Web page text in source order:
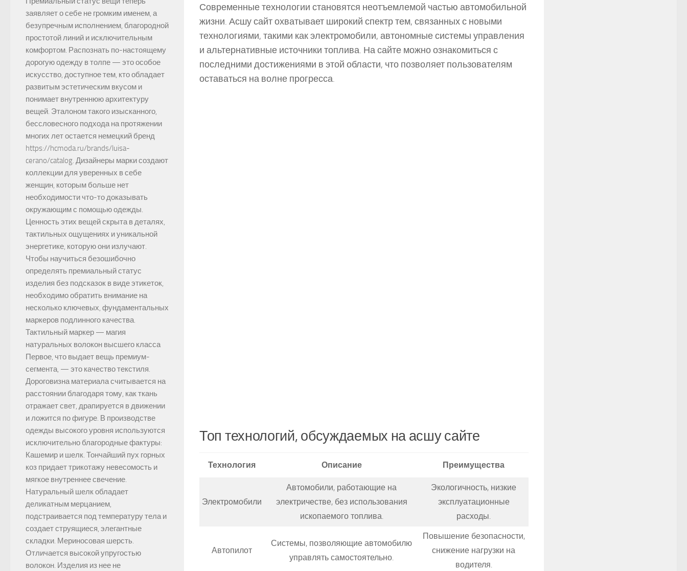
Современные технологии становятся неотъемлемой частью автомобильной
жизни. Асшу сайт охватывает широкий спектр тем, связанных с новыми
технологиями, такими как электромобили, автономные системы управления
и альтернативные источники топлива. На сайте можно ознакомиться с
последними достижениями в этой области, что позволяет пользователям
оставаться на волне прогресса.
Топ технологий, обсуждаемых на асшу сайте
Технология Описание Преимущества
Электромобили
Автомобили, работающие на
электричестве, без использования
ископаемого топлива.
Экологичность, низкие
эксплуатационные
расходы.
Автопилот
Системы, позволяющие автомобилю
управлять самостоятельно.
Повышение безопасности,
снижение нагрузки на
водителя.
заявляет о себе не громким именем, а
безупречным исполнением, благородной
простотой линий и исключительным
комфортом. Распознать по-настоящему
дорогую одежду в толпе — это особое
искусство, доступное тем, кто обладает
развитым эстетическим вкусом и
понимает внутреннюю архитектуру
вещей. Эталоном такого изысканного,
бессловесного подхода на протяжении
многих лет остается немецкий бренд
https://hcmoda.ru/brands/luisa-
cerano/catalog. Дизайнеры марки создают
коллекции для уверенных в себе
женщин, которым больше нет
необходимости что-то доказывать
окружающим с помощью одежды.
Ценность этих вещей скрыта в деталях,
тактильных ощущениях и уникальной
энергетике, которую они излучают.
Чтобы научиться безошибочно
определять премиальный статус
изделия без подсказок в виде этикеток,
необходимо обратить внимание на
несколько ключевых, фундаментальных
маркеров подлинного качества.
Тактильный маркер — магия
натуральных волокон высшего класса
Первое, что выдает вещь премиум-
сегмента, — это качество текстиля.
Дороговизна материала считывается на
расстоянии благодаря тому, как ткань
отражает свет, драпируется в движении
и ложится по фигуре. В производстве
одежды высокого уровня используются
исключительно благородные фактуры:
Кашемир и шелк. Тончайший пух горных
коз придает трикотажу невесомость и
мягкое внутреннее свечение.
Натуральный шелк обладает
деликатным мерцанием,
подстраивается под температуру тела и
создает струящиеся, элегантные
складки. Мериносовая шерсть.
Отличается высокой упругостью
волокон. Изделия из нее не